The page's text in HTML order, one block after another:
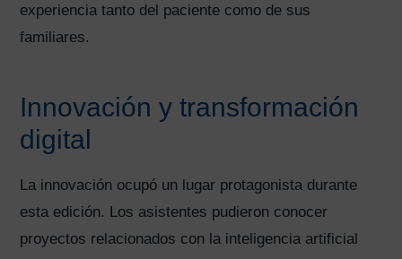
experiencia tanto del paciente como de sus
familiares.
Innovación y transformación
digital
La innovación ocupó un lugar protagonista durante
esta edición. Los asistentes pudieron conocer
proyectos relacionados con la inteligencia artificial